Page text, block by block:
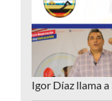
Igor Díaz llama